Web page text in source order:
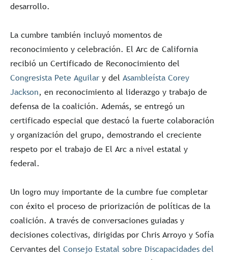
desarrollo.
La cumbre también incluyó momentos de
reconocimiento y celebración. El Arc de California
recibió un Certificado de Reconocimiento del
Congresista Pete Aguilar y del Asambleísta Corey
Jackson, en reconocimiento al liderazgo y trabajo de
defensa de la coalición. Además, se entregó un
certificado especial que destacó la fuerte colaboración
y organización del grupo, demostrando el creciente
respeto por el trabajo de El Arc a nivel estatal y
federal.
Un logro muy importante de la cumbre fue completar
con éxito el proceso de priorización de políticas de la
coalición. A través de conversaciones guiadas y
decisiones colectivas, dirigidas por Chris Arroyo y Sofía
Cervantes del Consejo Estatal sobre Discapacidades del